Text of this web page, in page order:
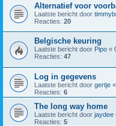
Alternatief voor
Laatste bericht door
Reacties: 20
Belgische keuring
Laatste bericht door Pipo «
Reacties: 47
Log in gegevens
Laatste bericht door gertje «
Reacties: 6
The long way home
Laatste bericht door jaydee
Reacties: 5